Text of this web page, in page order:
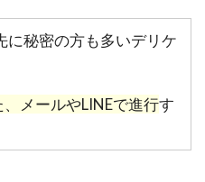
に秘密の方も多いデリケ
メールやLINEで進行す